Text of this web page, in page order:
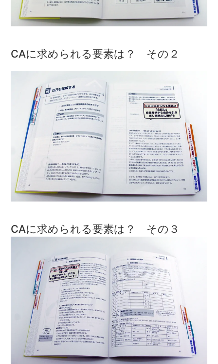
CAに求められる要素は？ その２
CAに求められる要素は？ その３